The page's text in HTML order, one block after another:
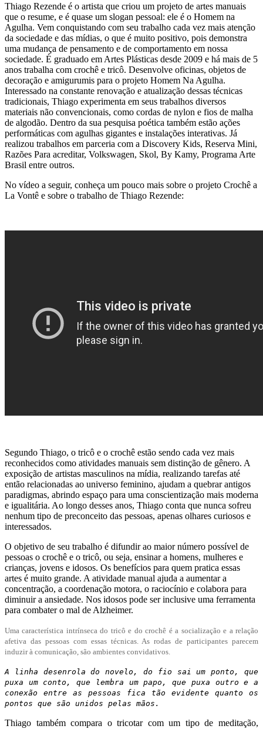
Thiago Rezende é o artista que criou um projeto de artes manuais
que o resume, e é quase um slogan pessoal: ele é o Homem na
Agulha. Vem conquistando com seu trabalho cada vez mais atenção
da sociedade e das mídias, o que é muito positivo, pois demonstra
uma mudança de pensamento e de comportamento em nossa
sociedade. É graduado em Artes Plásticas desde 2009 e há mais de 5
anos trabalha com crochê e tricô. Desenvolve oficinas, objetos de
decoração e amigurumis para o projeto Homem Na Agulha.
Interessado na constante renovação e atualização dessas técnicas
tradicionais, Thiago experimenta em seus trabalhos diversos
materiais não convencionais, como cordas de nylon e fios de malha
de algodão. Dentro da sua pesquisa poética também estão ações
performáticas com agulhas gigantes e instalações interativas. Já
realizou trabalhos em parceria com a Discovery Kids, Reserva Mini,
Razões Para acreditar, Volkswagen, Skol, By Kamy, Programa Arte
Brasil entre outros.
No vídeo a seguir, conheça um pouco mais sobre o projeto Crochê a
La Vontê e sobre o trabalho de Thiago Rezende:
Segundo Thiago, o tricô e o crochê estão sendo cada vez mais
reconhecidos como atividades manuais sem distinção de gênero. A
exposição de artistas masculinos na mídia, realizando tarefas até
então relacionadas ao universo feminino, ajudam a quebrar antigos
paradigmas, abrindo espaço para uma conscientização mais moderna
e igualitária. Ao longo desses anos, Thiago conta que nunca sofreu
nenhum tipo de preconceito das pessoas, apenas olhares curiosos e
interessados.
O objetivo de seu trabalho é difundir ao maior número possível de
pessoas o crochê e o tricô, ou seja, ensinar a homens, mulheres e
crianças, jovens e idosos. Os benefícios para quem pratica essas
artes é muito grande. A atividade manual ajuda a aumentar a
concentração, a coordenação motora, o raciocínio e colabora para
diminuir a ansiedade. Nos idosos pode ser inclusive uma ferramenta
para combater o mal de Alzheimer.
Uma característica intrínseca do tricô e do crochê é a socialização e a relação
afetiva das pessoas com essas técnicas. As rodas de participantes parecem
induzir à comunicação, são ambientes convidativos.
A linha desenrola do novelo, do fio sai um ponto, que
puxa um conto, que lembra um papo, que puxa outro e a
conexão entre as pessoas fica tão evidente quanto os
pontos que são unidos pelas mãos.
Thiago também compara o tricotar com um tipo de meditação,